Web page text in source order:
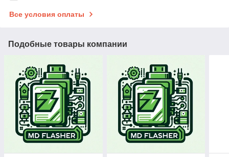
Все условия оплаты
Подобные товары компании